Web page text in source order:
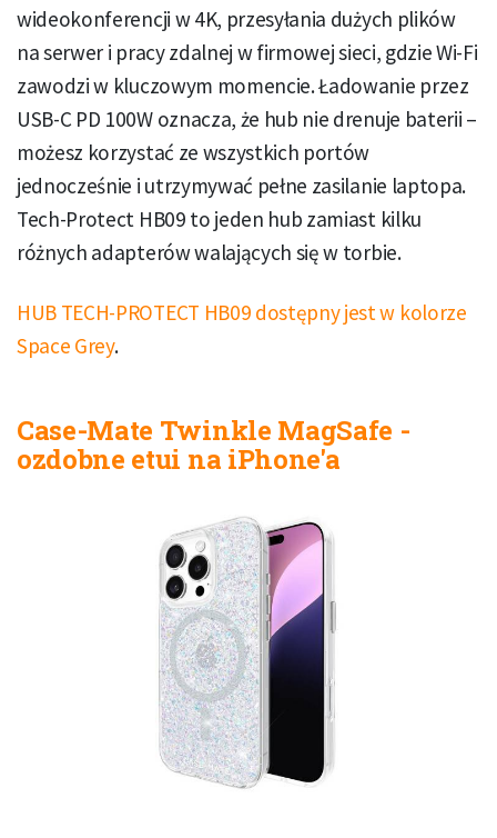
wideokonferencji w 4K, przesyłania dużych plików
na serwer i pracy zdalnej w firmowej sieci, gdzie Wi-Fi
zawodzi w kluczowym momencie. Ładowanie przez
USB-C PD 100W oznacza, że hub nie drenuje baterii –
możesz korzystać ze wszystkich portów
jednocześnie i utrzymywać pełne zasilanie laptopa.
Tech-Protect HB09 to jeden hub zamiast kilku
różnych adapterów walających się w torbie.
HUB TECH-PROTECT HB09 dostępny jest w kolorze
Space Grey.
Case-Mate Twinkle MagSafe -
ozdobne etui na iPhone'a